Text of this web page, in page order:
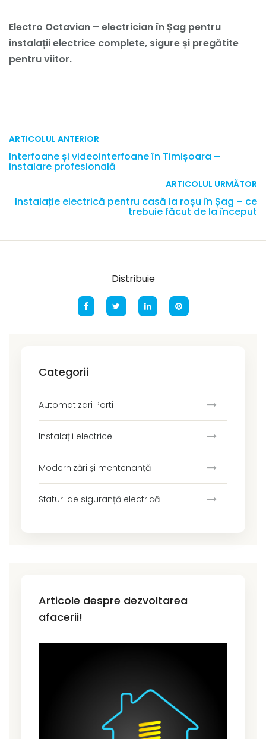
Electro Octavian – electrician în Șag pentru
instalații electrice complete, sigure și pregătite
pentru viitor.
ARTICOLUL ANTERIOR
Interfoane și videointerfoane în Timișoara –
instalare profesională
ARTICOLUL URMĂTOR
Instalație electrică pentru casă la roșu în Șag – ce
trebuie făcut de la început
Distribuie
Categorii
Automatizari Porti
Instalații electrice
Modernizări și mentenanță
Sfaturi de siguranță electrică
Articole despre dezvoltarea
afacerii!